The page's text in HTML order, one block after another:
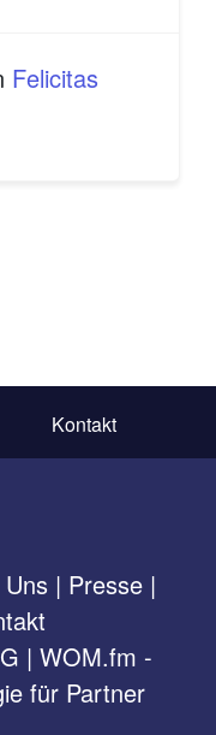
Felicitas
Kontakt
| Presse |
| WOM.fm -
für Partner